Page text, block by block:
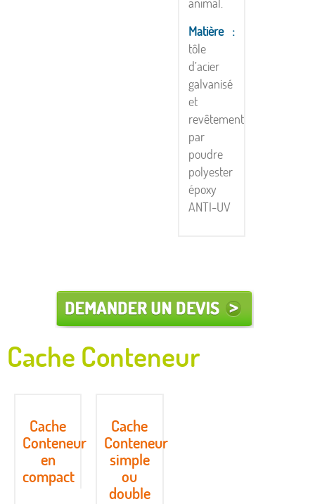
Matière :
tôle
d’acier
galvanisé
et
revêtement
par
poudre
polyester
époxy
ANTI-UV
Cache Conteneur
Cache
Conteneur
en
compact
Cache
Conteneur
simple
ou
double